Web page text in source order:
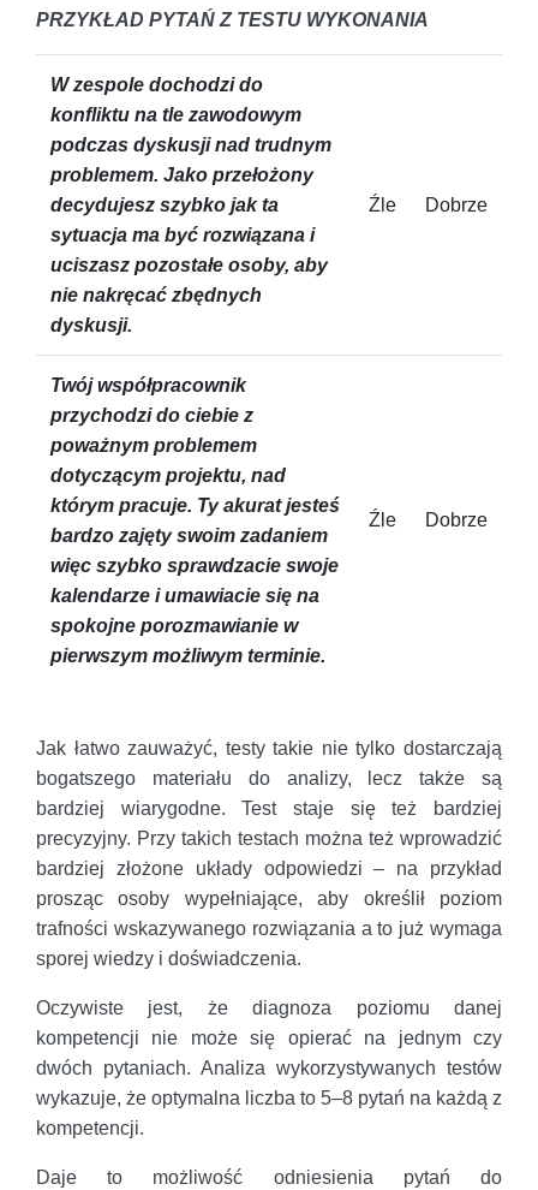
PRZYKŁAD PYTAŃ Z TESTU WYKONANIA
W zespole dochodzi do
konfliktu na tle zawodowym
podczas dyskusji nad trudnym
problemem. Jako przełożony
decydujesz szybko jak ta
sytuacja ma być rozwiązana i
uciszasz pozostałe osoby, aby
nie nakręcać zbędnych
dyskusji.
Źle Dobrze
Twój współpracownik
przychodzi do ciebie z
poważnym problemem
dotyczącym projektu, nad
którym pracuje. Ty akurat jesteś
bardzo zajęty swoim zadaniem
więc szybko sprawdzacie swoje
kalendarze i umawiacie się na
spokojne porozmawianie w
pierwszym możliwym terminie.
Źle Dobrze
Jak łatwo zauważyć, testy takie nie tylko dostarczają
bogatszego materiału do analizy, lecz także są
bardziej wiarygodne. Test staje się też bardziej
precyzyjny. Przy takich testach można też wprowadzić
bardziej złożone układy odpowiedzi – na przykład
prosząc osoby wypełniające, aby określił poziom
trafności wskazywanego rozwiązania a to już wymaga
sporej wiedzy i doświadczenia.
Oczywiste jest, że diagnoza poziomu danej
kompetencji nie może się opierać na jednym czy
dwóch pytaniach. Analiza wykorzystywanych testów
wykazuje, że optymalna liczba to 5–8 pytań na każdą z
kompetencji.
Daje to możliwość odniesienia pytań do